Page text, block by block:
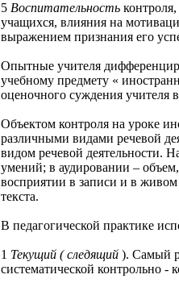
5 Воспитательность
учащихся, влияния на
выражением признания его
Опытные учителя
учебному предмету «
оценочного суждения учителя
Объектом контроля на уроке
различными видами речевой
видом речевой деятельности.
умений; в аудировании –
восприятии в записи и в
текста.
В педагогической практике
1 Текущий ( следящий ). Самый
систематической контрольно